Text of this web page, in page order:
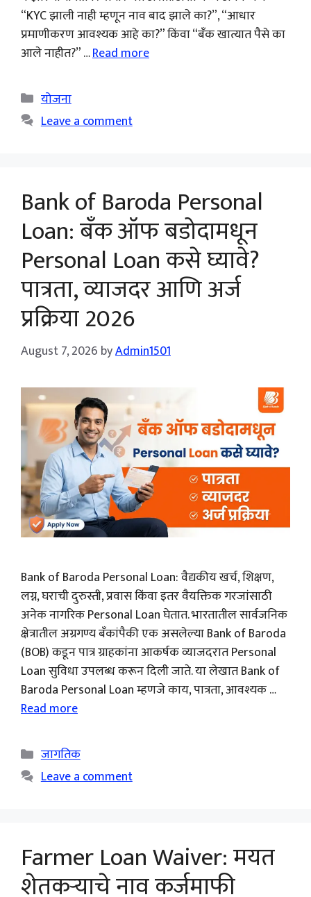
“KYC झाली नाही म्हणून नाव बाद झाले का?”, “आधार
प्रमाणीकरण आवश्यक आहे का?” किंवा “बँक खात्यात पैसे का
आले नाहीत?” …Read more
Categories
योजना
Leave a comment
Bank of Baroda Personal
Loan: बँक ऑफ बडोदामधून
Personal Loan कसे घ्यावे?
पात्रता, व्याजदर आणि अर्ज
प्रक्रिया 2026
August 7, 2026 byAdmin1501
Bank of Baroda Personal Loan: वैद्यकीय खर्च, शिक्षण,
लग्न, घराची दुरुस्ती, प्रवास किंवा इतर वैयक्तिक गरजांसाठी
अनेक नागरिक Personal Loan घेतात. भारतातील सार्वजनिक
क्षेत्रातील अग्रगण्य बँकांपैकी एक असलेल्या Bank of Baroda
(BOB) कडून पात्र ग्राहकांना आकर्षक व्याजदरात Personal
Loan सुविधा उपलब्ध करून दिली जाते. या लेखात Bank of
Baroda Personal Loan म्हणजे काय, पात्रता, आवश्यक …
Read more
Categories
जागतिक
Leave a comment
Farmer Loan Waiver: मयत
शेतकऱ्याचे नाव कर्जमाफी